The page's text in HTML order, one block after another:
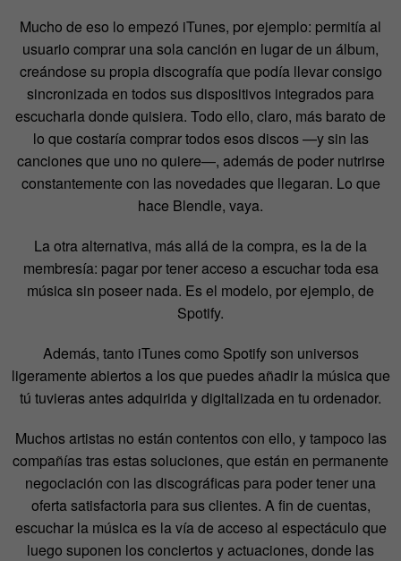
Mucho de eso lo empezó iTunes, por ejemplo: permitía al
usuario comprar una sola canción en lugar de un álbum,
creándose su propia discografía que podía llevar consigo
sincronizada en todos sus dispositivos integrados para
escucharla donde quisiera. Todo ello, claro, más barato de
lo que costaría comprar todos esos discos —y sin las
canciones que uno no quiere—, además de poder nutrirse
constantemente con las novedades que llegaran. Lo que
hace Blendle, vaya.
La otra alternativa, más allá de la compra, es la de la
membresía: pagar por tener acceso a escuchar toda esa
música sin poseer nada. Es el modelo, por ejemplo, de
Spotify.
Además, tanto iTunes como Spotify son universos
ligeramente abiertos a los que puedes añadir la música que
tú tuvieras antes adquirida y digitalizada en tu ordenador.
Muchos artistas no están contentos con ello, y tampoco las
compañías tras estas soluciones, que están en permanente
negociación con las discográficas para poder tener una
oferta satisfactoria para sus clientes. A fin de cuentas,
escuchar la música es la vía de acceso al espectáculo que
luego suponen los conciertos y actuaciones, donde las